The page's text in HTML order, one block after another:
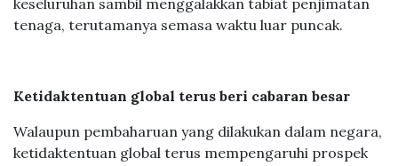
Pelarasan ini dijangka mengurangkan kos elektrik
keseluruhan sambil menggalakkan tabiat penjimatan
Walaupun pembaharuan yang dilakukan dalam negara,